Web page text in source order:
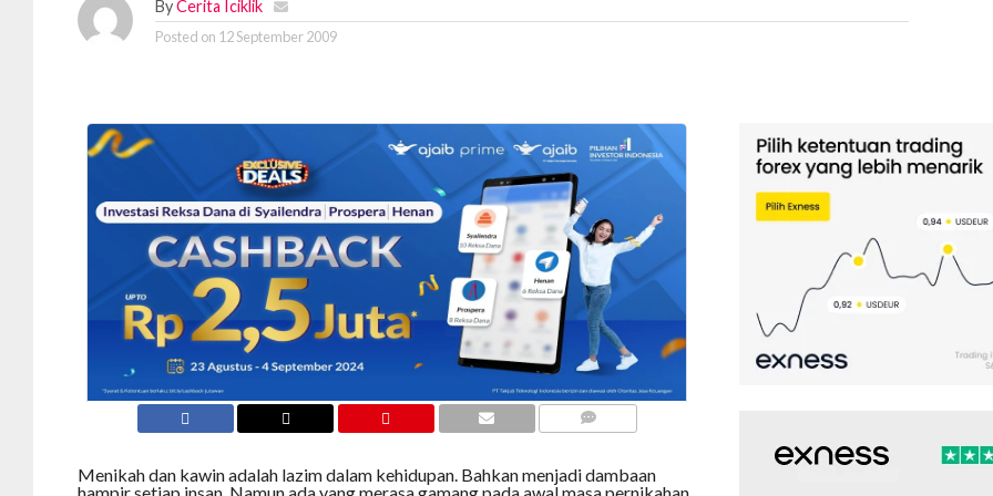
By Cerita Iciklik
Posted on 12 September 2009
Menikah dan kawin adalah lazim dalam kehidupan. Bahkan menjadi dambaan